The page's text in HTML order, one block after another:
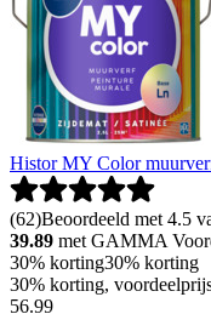
Histor MY Color
(62)Beoordeeld met 4.5
39.89 met GAMMA
30% korting30% korting
30% korting,
56.99